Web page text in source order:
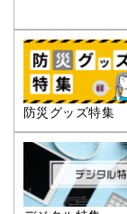
防災グッズ特集